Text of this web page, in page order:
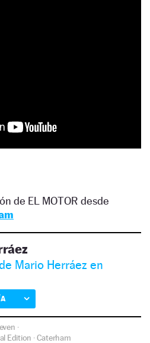
de EL MOTOR desde
Mario Herráez en
·
Edition ·Caterham